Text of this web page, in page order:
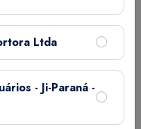
M7
Ltda
- Ji-Paraná -